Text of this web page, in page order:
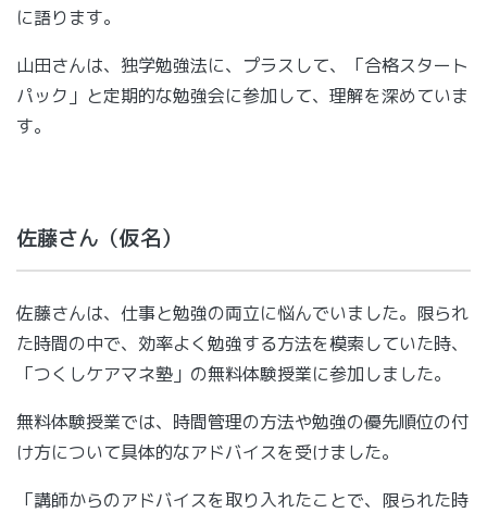
に語ります。
山田さんは、独学勉強法に、プラスして、「合格スタート
パック」と定期的な勉強会に参加して、理解を深めていま
す。
佐藤さん（仮名）
佐藤さんは、仕事と勉強の両立に悩んでいました。限られ
た時間の中で、効率よく勉強する方法を模索していた時、
「つくしケアマネ塾」の無料体験授業に参加しました。
無料体験授業では、時間管理の方法や勉強の優先順位の付
け方について具体的なアドバイスを受けました。
「講師からのアドバイスを取り入れたことで、限られた時